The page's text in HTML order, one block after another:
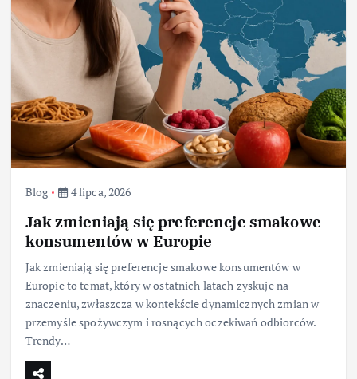
Blog 4 lipca, 2026
Jak zmieniają się preferencje smakowe
konsumentów w Europie
Jak zmieniają się preferencje smakowe konsumentów w
Europie to temat, który w ostatnich latach zyskuje na
znaczeniu, zwłaszcza w kontekście dynamicznych zmian w
przemyśle spożywczym i rosnących oczekiwań odbiorców.
Trendy…